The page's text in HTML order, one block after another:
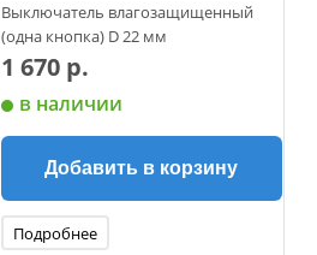
Выключатель влагозащищенный
(одна кнопка) D 22 мм
1 670 р.
в наличии
Добавить в корзину
Подробнее